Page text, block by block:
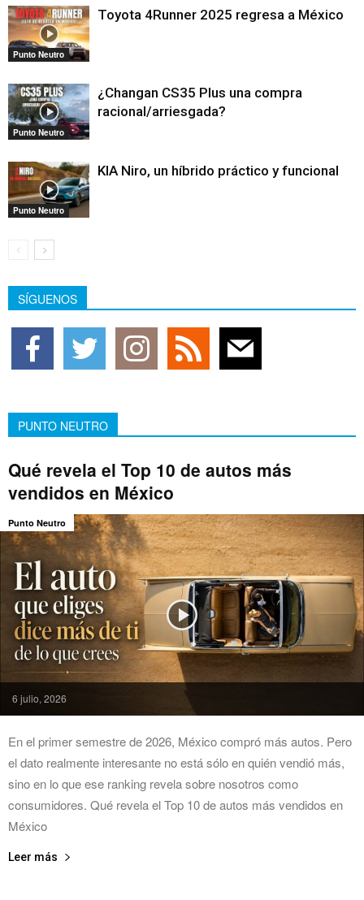
Punto Neutro
Toyota 4Runner 2025 regresa a México
Punto Neutro
¿Changan CS35 Plus una compra
racional/arriesgada?
Punto Neutro
KIA Niro, un híbrido práctico y funcional
SÍGUENOS
PUNTO NEUTRO
Qué revela el Top 10 de autos más
vendidos en México
6 julio, 2026
Punto Neutro
En el primer semestre de 2026, México compró más autos. Pero
el dato realmente interesante no está sólo en quién vendió más,
sino en lo que ese ranking revela sobre nosotros como
consumidores. Qué revela el Top 10 de autos más vendidos en
México
Leer más